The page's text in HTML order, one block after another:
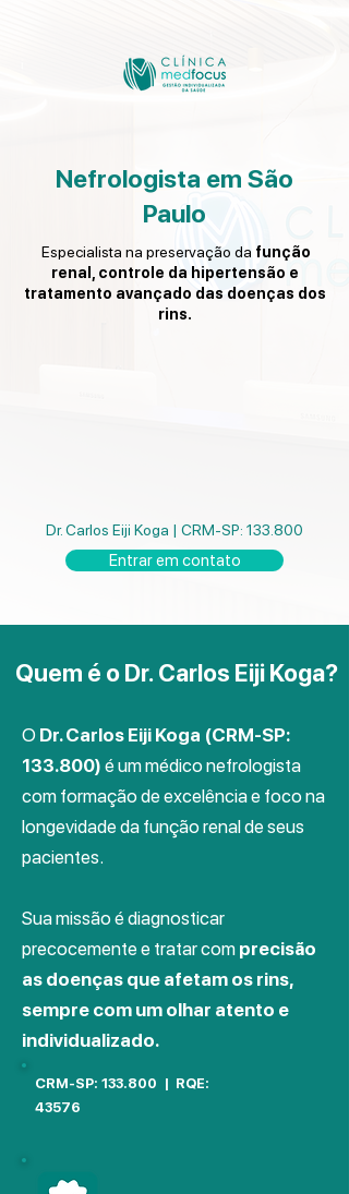
Nefrologista em São
Paulo
Especialista na preservação da função
renal, controle da hipertensão e
tratamento avançado das doenças dos
rins.
Dr. Carlos Eiji Koga | CRM-SP: 133.800
Entrar em contato
Quem é o Dr. Carlos Eiji Koga?
O Dr. Carlos Eiji Koga (CRM-SP:
133.800) é um médico nefrologista
com formação de excelência e foco na
longevidade da função renal de seus
pacientes.
Sua missão é diagnosticar
precocemente e tratar com precisão
as doenças que afetam os rins,
sempre com um olhar atento e
individualizado.
CRM-SP: 133.800 | RQE:
43576